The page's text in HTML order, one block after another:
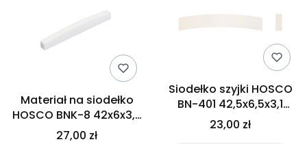
Materiał na siodełko
HOSCO BNK-8 42x6x3,2
(kość)
27,00 zł
Siodełko szyjki HOSCO
BN-401 42,5x6,5x3,1
(kość)
23,00 zł